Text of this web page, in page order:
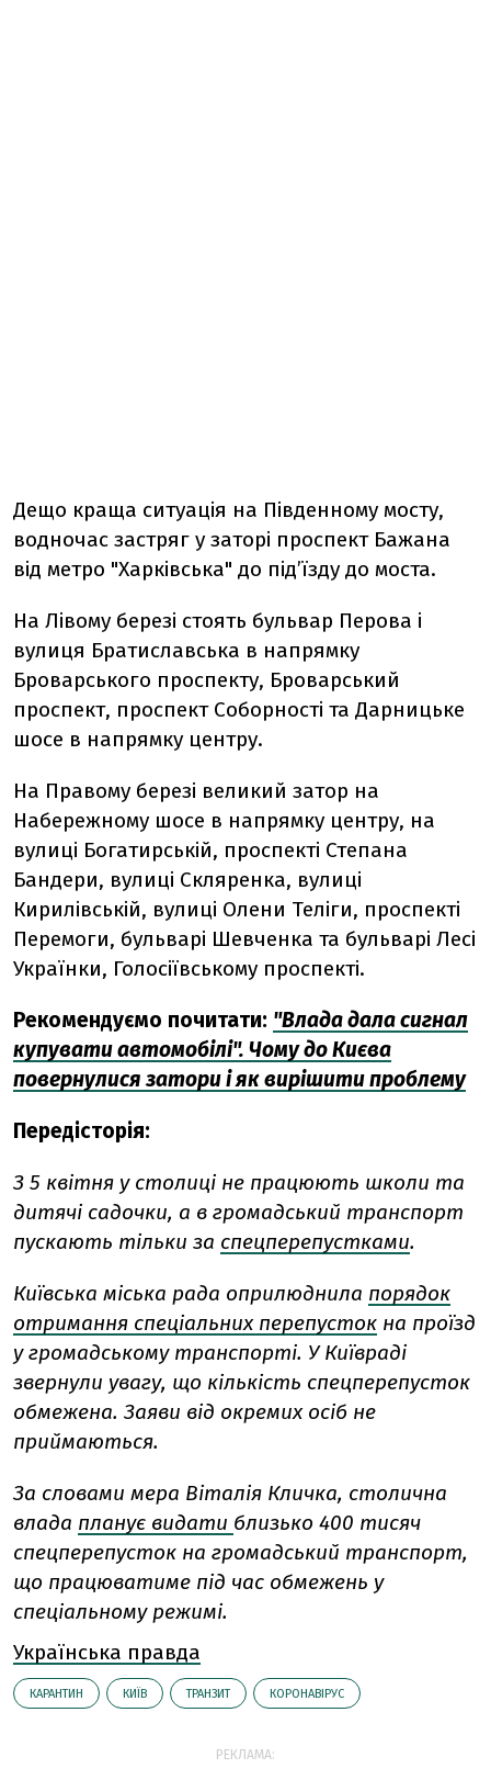
Дещо краща ситуація на Південному мосту,
водночас застряг у заторі проспект Бажана
від метро "Харківська" до під’їзду до моста.
На Лівому березі стоять бульвар Перова і
вулиця Братиславська в напрямку
Броварського проспекту, Броварський
проспект, проспект Соборності та Дарницьке
шосе в напрямку центру.
На Правому березі великий затор на
Набережному шосе в напрямку центру, на
вулиці Богатирській, проспекті Степана
Бандери, вулиці Скляренка, вулиці
Кирилівській, вулиці Олени Теліги, проспекті
Перемоги, бульварі Шевченка та бульварі Лесі
Українки, Голосіївському проспекті.
Рекомендуємо почитати: "Влада дала сигнал
купувати автомобілі". Чому до Києва
повернулися затори і як вирішити проблему
Передісторія:
З 5 квітня у столиці не працюють школи та
дитячі садочки, а в громадський транспорт
пускають тільки за спецперепустками.
Київська міська рада оприлюднила порядок
отримання спеціальних перепусток на проїзд
у громадському транспорті. У Київраді
звернули увагу, що кількість спецперепусток
обмежена. Заяви від окремих осіб не
приймаються.
За словами мера Віталія Кличка, столична
влада планує видати близько 400 тисяч
спецперепусток на громадський транспорт,
що працюватиме під час обмежень у
спеціальному режимі.
Українська правда
КАРАНТИН КИЇВ ТРАНЗИТ КОРОНАВІРУС
РЕКЛАМА: